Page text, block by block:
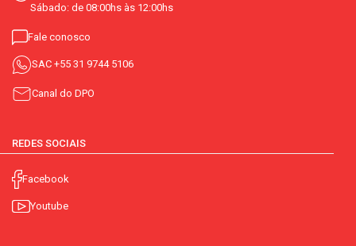
Sábado: de 08:00hs às 12:00hs
Fale conosco
SAC +55 31 9744 5106
Canal do DPO
REDES SOCIAIS
Facebook
Youtube